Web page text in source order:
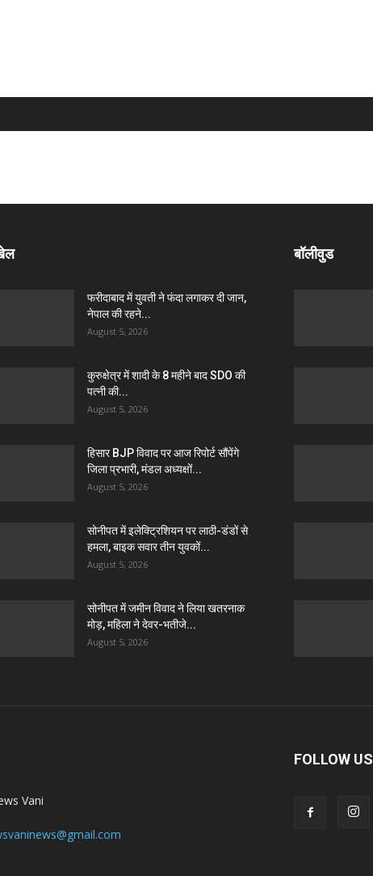
फरीदाबाद में युवती ने फंदा लगाकर दी जान,
नेपाल की रहने...
August 5, 2026
कुरुक्षेत्र में शादी के 8 महीने बाद SDO की
पत्नी की...
August 5, 2026
हिसार BJP विवाद पर आज रिपोर्ट सौंपेंगे
जिला प्रभारी, मंडल अध्यक्षों...
August 5, 2026
सोनीपत में इलेक्ट्रिशियन पर लाठी-डंडों से
हमला, बाइक सवार तीन युवकों...
August 5, 2026
सोनीपत में जमीन विवाद ने लिया खतरनाक
मोड़, महिला ने देवर-भतीजे...
August 5, 2026
बॉलीवुड
Vani
FOLLOW US